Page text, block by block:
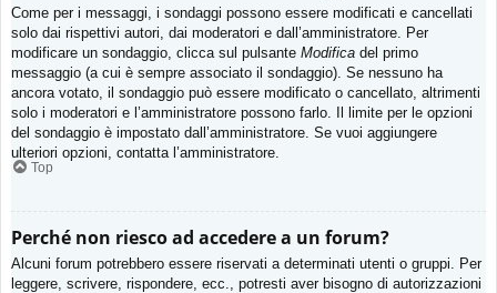
Come per i messaggi, i sondaggi possono essere modificati e cancellati
solo dai rispettivi autori, dai moderatori e dall’amministratore. Per
modificare un sondaggio, clicca sul pulsante Modifica del primo
messaggio (a cui è sempre associato il sondaggio). Se nessuno ha
ancora votato, il sondaggio può essere modificato o cancellato, altrimenti
solo i moderatori e l’amministratore possono farlo. Il limite per le opzioni
del sondaggio è impostato dall’amministratore. Se vuoi aggiungere
ulteriori opzioni, contatta l’amministratore.
Top
Perché non riesco ad accedere a un forum?
Alcuni forum potrebbero essere riservati a determinati utenti o gruppi. Per
leggere, scrivere, rispondere, ecc., potresti aver bisogno di autorizzazioni